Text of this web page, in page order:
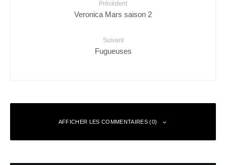
Précédent
Veronica Mars saison 2
Suivant
Fugueuses
AFFICHER LES COMMENTAIRES (0)